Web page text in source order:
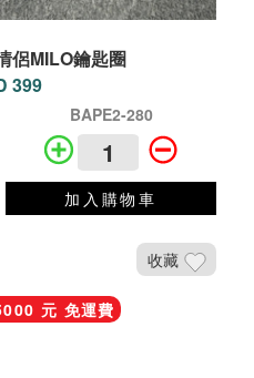
侶MILO鑰匙圈
399
BAPE2-280
加入購物車
收藏
元 免運費